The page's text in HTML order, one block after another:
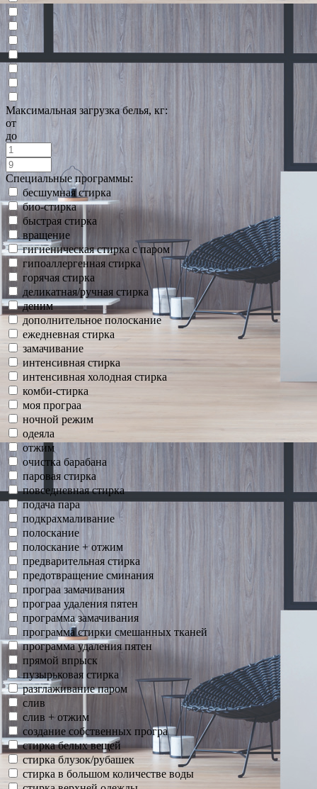
Максимальная загрузка белья, кг:
от
до
Специальные программы:
бесшумная стирка
био-стирка
быстрая стирка
вращение
гигиеническая стирка с паром
гипоаллергенная стирка
горячая стирка
деликатная/ручная стирка
деним
дополнительное полоскание
ежедневная стирка
замачивание
интенсивная стирка
интенсивная холодная стирка
комби-стирка
моя програа
ночной режим
одеяла
отжим
очистка барабана
паровая стирка
повседневная стирка
подача пара
подкрахмаливание
полоскание
полоскание + отжим
предварительная стирка
предотвращение сминания
програа замачивания
програа удаления пятен
программа замачивания
программа стирки смешанных тканей
программа удаления пятен
прямой впрыск
пузырьковая стирка
разглаживание паром
слив
слив + отжим
создание собственных програ
стирка белых вещей
стирка блузок/рубашек
стирка в большом количестве воды